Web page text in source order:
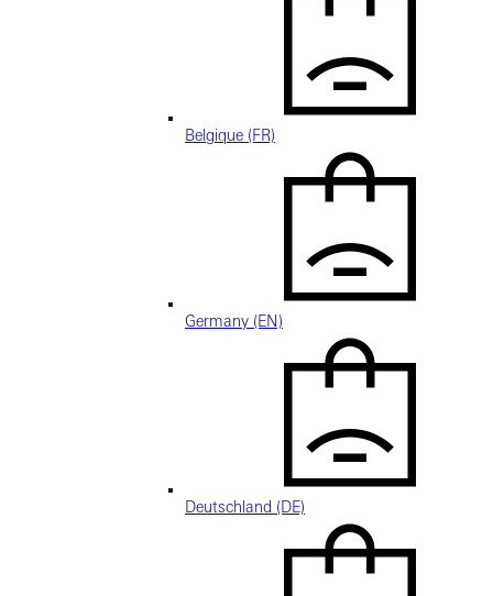
Belgique (FR)
Germany (EN)
Deutschland (DE)